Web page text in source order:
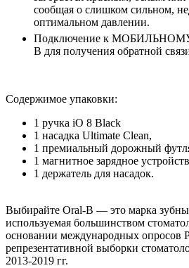
сообщая о слишком сильном,
оптимальном давлении.
Подключение к
B для получения обратной
Содержимое упаковки:
1 ручка iO 8 Black
1 насадка Ultimate Clean,
1 премиальный дорожный
1 магнитное зарядное
1 держатель для насадок.
Выбирайте Oral-B — это марка
используемая большинством
основании международных опросов
репрезентативной выборки
2013-2019 гг.